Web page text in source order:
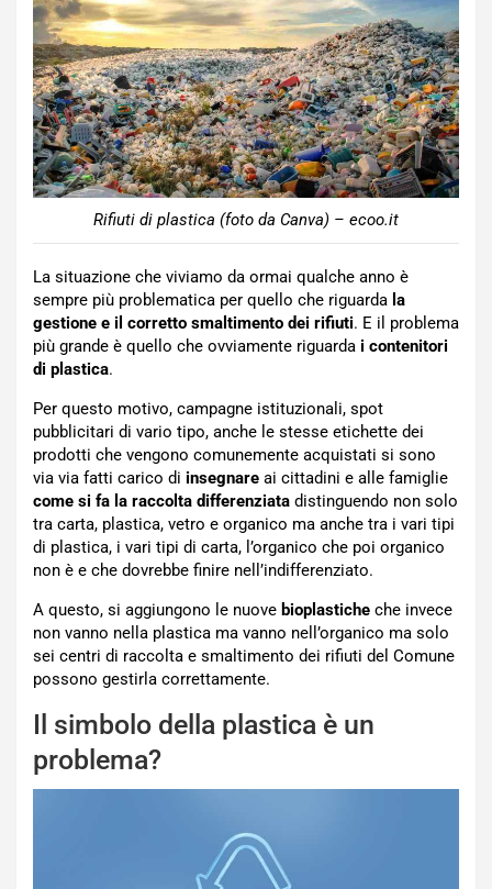
Rifiuti di plastica (foto da Canva) – ecoo.it
La situazione che viviamo da ormai qualche anno è
sempre più problematica per quello che riguarda la
gestione e il corretto smaltimento dei rifiuti. E il problema
più grande è quello che ovviamente riguarda i contenitori
di plastica.
Per questo motivo, campagne istituzionali, spot
pubblicitari di vario tipo, anche le stesse etichette dei
prodotti che vengono comunemente acquistati si sono
via via fatti carico di insegnare ai cittadini e alle famiglie
come si fa la raccolta differenziata distinguendo non solo
tra carta, plastica, vetro e organico ma anche tra i vari tipi
di plastica, i vari tipi di carta, l’organico che poi organico
non è e che dovrebbe finire nell’indifferenziato.
A questo, si aggiungono le nuove bioplastiche che invece
non vanno nella plastica ma vanno nell’organico ma solo
sei centri di raccolta e smaltimento dei rifiuti del Comune
possono gestirla correttamente.
Il simbolo della plastica è un
problema?